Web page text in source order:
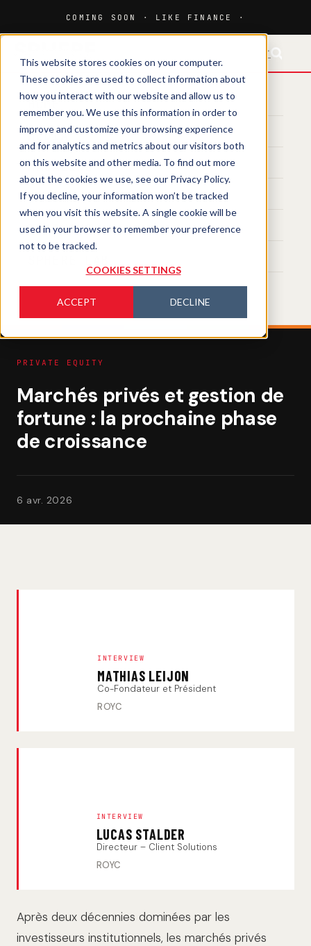
This website stores cookies on your computer.
These cookies are used to collect information about
how you interact with our website and allow us to
remember you. We use this information in order to
improve and customize your browsing experience
and for analytics and metrics about our visitors both
on this website and other media. To find out more
about the cookies we use, see our Privacy Policy.
If you decline, your information won’t be tracked
when you visit this website. A single cookie will be
used in your browser to remember your preference
not to be tracked.
COOKIES SETTINGS
ACCEPT DECLINE
HOME
MEDIA
MAGAZINE
EVENTS
TRAINING
PRIVATE EQUITY
Marchés privés et gestion de
fortune : la prochaine phase
de croissance
6 avr. 2026
INTERVIEW
MATHIAS LEIJON
Co-Fondateur et Président
ROYC
INTERVIEW
LUCAS STALDER
Directeur – Client Solutions
ROYC
Après deux décennies dominées par les
investisseurs institutionnels, les marchés privés